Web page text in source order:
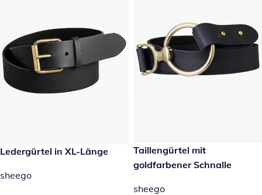
25,99 €
Ledergürtel in XL-Länge
sheego
reduzierter Preis 18,99 €,
-27 %
Taillengürtel mit
goldfarbener Schnalle
sheego